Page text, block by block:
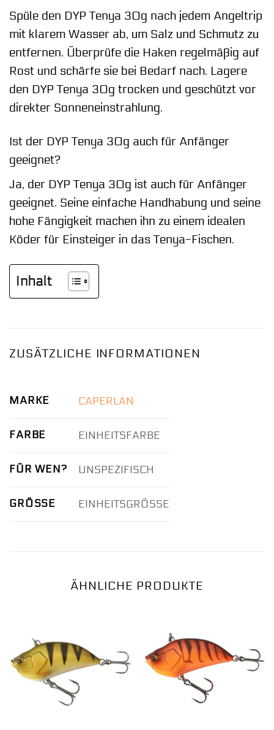
Spüle den DYP Tenya 30g nach jedem Angeltrip
mit klarem Wasser ab, um Salz und Schmutz zu
entfernen. Überprüfe die Haken regelmäßig auf
Rost und schärfe sie bei Bedarf nach. Lagere
den DYP Tenya 30g trocken und geschützt vor
direkter Sonneneinstrahlung.
Ist der DYP Tenya 30g auch für Anfänger
geeignet?
Ja, der DYP Tenya 30g ist auch für Anfänger
geeignet. Seine einfache Handhabung und seine
hohe Fängigkeit machen ihn zu einem idealen
Köder für Einsteiger in das Tenya-Fischen.
Inhalt
ZUSÄTZLICHE INFORMATIONEN
MARKE CAPERLAN
FARBE EINHEITSFARBE
FÜR WEN? UNSPEZIFISCH
GRÖSSE EINHEITSGRÖSSE
ÄHNLICHE PRODUKTE